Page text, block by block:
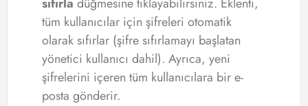
tüm kullanıcılar için şifreleri otomatik
olarak sıfırlar (şifre sıfırlamayı başlatan
yönetici kullanıcı dahil). Ayrıca, yeni
şifrelerini içeren tüm kullanıcılara bir e-
posta gönderir.